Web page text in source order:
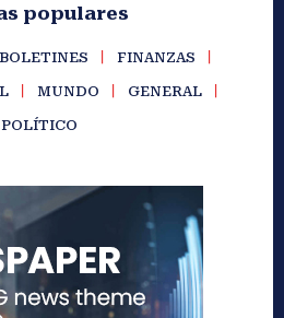
populares
BOLETINES FINANZAS
MUNDO GENERAL
POLÍTICO